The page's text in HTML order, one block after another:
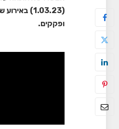
(1.03.23)
ופקקים.